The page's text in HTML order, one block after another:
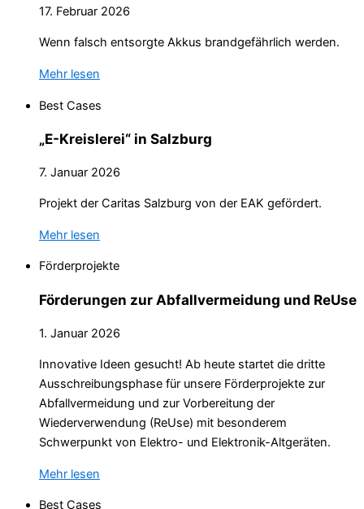
17. Februar 2026
Wenn falsch entsorgte Akkus brandgefährlich werden.
Mehr lesen
Best Cases
„E-Kreislerei“ in Salzburg
7. Januar 2026
Projekt der Caritas Salzburg von der EAK gefördert.
Mehr lesen
Förderprojekte
Förderungen zur Abfallvermeidung und ReUse
1. Januar 2026
Innovative Ideen gesucht! Ab heute startet die dritte
Ausschreibungsphase für unsere Förderprojekte zur
Abfallvermeidung und zur Vorbereitung der
Wiederverwendung (ReUse) mit besonderem
Schwerpunkt von Elektro- und Elektronik-Altgeräten.
Mehr lesen
Best Cases